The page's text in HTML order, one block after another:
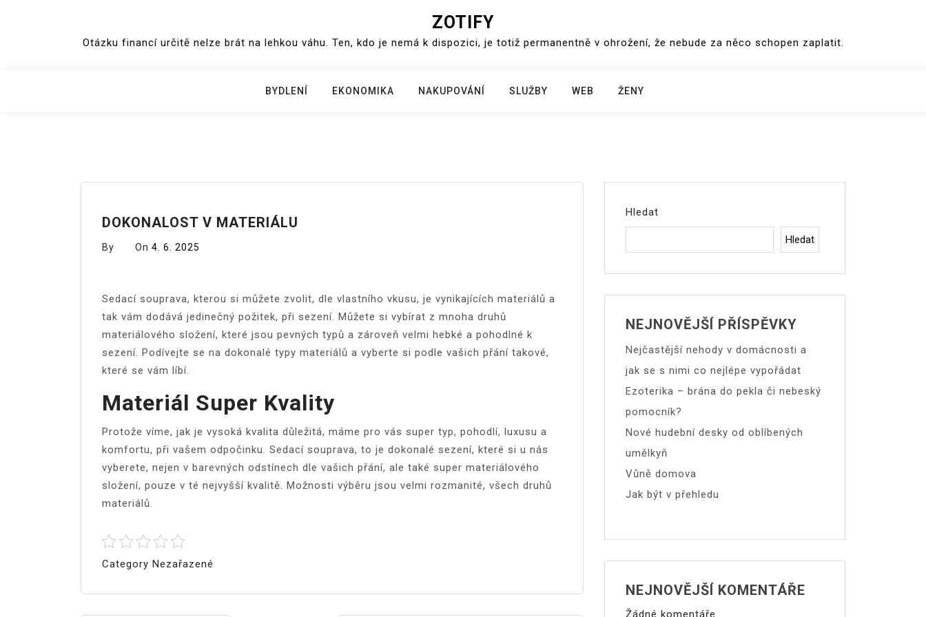
ZOTIFY
Otázku financí určitě nelze brát na lehkou váhu. Ten, kdo je nemá k dispozici, je totiž permanentně v ohrožení, že nebude za něco schopen zaplatit.
BYDLENÍ EKONOMIKA NAKUPOVÁNÍ SLUŽBY WEB ŽENY
DOKONALOST V MATERIÁLU
By On 4. 6. 2025
Sedací souprava, kterou si můžete zvolit, dle vlastního vkusu, je vynikajících materiálů a
tak vám dodává jedinečný požitek, při sezení. Můžete si vybírat z mnoha druhů
materiálového složení, které jsou pevných typů a zároveň velmi hebké a pohodlné k
sezení. Podívejte se na dokonalé typy materiálů a vyberte si podle vašich přání takové,
které se vám líbí.
Materiál Super Kvality
Protože víme, jak je vysoká kvalita důležitá, máme pro vás super typ, pohodlí, luxusu a
komfortu, při vašem odpočinku. Sedací souprava, to je dokonalé sezení, které si u nás
vyberete, nejen v barevných odstínech dle vašich přání, ale také super materiálového
složení, pouze v té nejvyšší kvalitě. Možnosti výběru jsou velmi rozmanité, všech druhů
materiálů.
Category Nezařazené
Hledat
Hledat
NEJNOVĚJŠÍ PŘÍSPĚVKY
Nejčastější nehody v domácnosti a
jak se s nimi co nejlépe vypořádat
Ezoterika – brána do pekla či nebeský
pomocník?
Nové hudební desky od oblíbených
umělkyň
Vůně domova
Jak být v přehledu
NEJNOVĚJŠÍ KOMENTÁŘE
Žádné komentáře.